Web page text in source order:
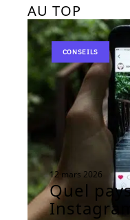
AU TOP
CONSEILS
12 mars 2026
Quel